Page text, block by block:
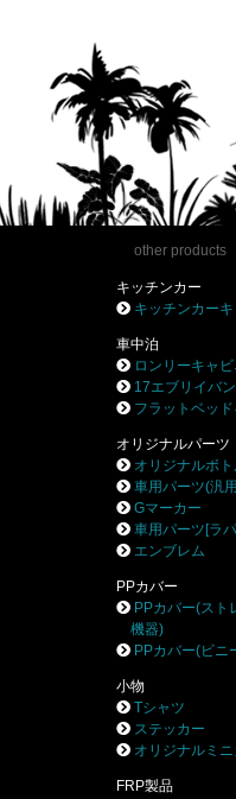
other products
キッチンカー
キッチンカーキ
車中泊
ロンリーキャビ
17エブリイバ
フラットベッド
オリジナルパーツ
オリジナルボ
車用パーツ(汎
Gマーカー
車用パーツ[ラ
エンブレム
PPカバー
PPカバー(スト
機器)
PPカバー(ビニ
小物
Tシャツ
ステッカー
オリジナルミニ
FRP製品